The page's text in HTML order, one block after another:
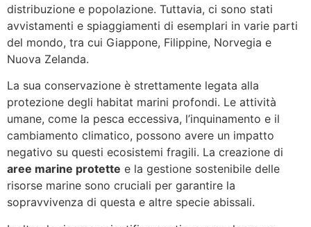
distribuzione e popolazione. Tuttavia, ci sono stati
avvistamenti e spiaggiamenti di esemplari in varie parti
del mondo, tra cui Giappone, Filippine, Norvegia e
Nuova Zelanda.
La sua conservazione è strettamente legata alla
protezione degli habitat marini profondi. Le attività
umane, come la pesca eccessiva, l’inquinamento e il
cambiamento climatico, possono avere un impatto
negativo su questi ecosistemi fragili. La creazione di
aree marine protette e la gestione sostenibile delle
risorse marine sono cruciali per garantire la
sopravvivenza di questa e altre specie abissali.